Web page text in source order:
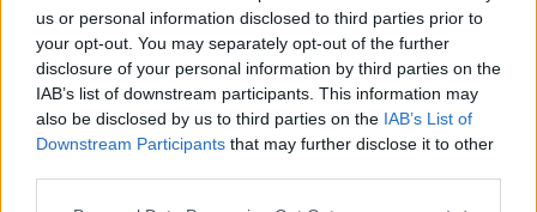
us or personal information disclosed to third parties prior to
your opt-out. You may separately opt-out of the further
disclosure of your personal information by third parties on the
IAB’s list of downstream participants. This information may
also be disclosed by us to third parties on the IAB’s List of
Downstream Participants that may further disclose it to other
E bujshme në Itali, Maldini
rrëfen të vërtetën e plotë
pas dorëheqjes:
Presidenti Malago na tha
mos prekni…
Zjarri masiv në Malin e
Krujës vihet nën kontroll/
Mbrojtja: Aktualisht një
vatër aktive